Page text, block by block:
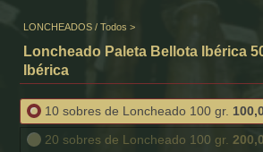
LONCHEADOS/ Todos >
Loncheado Paleta Bellota Ibérica
Ibérica
10 sobres de Loncheado 100 gr.
20 sobres de Loncheado 100 gr.